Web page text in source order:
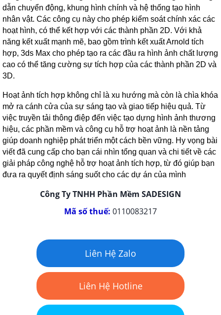
dẫn chuyển động, khung hình chính và hệ thống tạo hình
nhân vật. Các công cụ này cho phép kiểm soát chính xác các
hoạt hình, có thể kết hợp với các thành phần 2D. Với khả
năng kết xuất mạnh mẽ, bao gồm trình kết xuất Arnold tích
hợp, 3ds Max cho phép tạo ra các đầu ra hình ảnh chất lượng
cao có thể tăng cường sự tích hợp của các thành phần 2D và
3D.
Hoạt ảnh tích hợp không chỉ là xu hướng mà còn là chìa khóa
mở ra cánh cửa của sự sáng tạo và giao tiếp hiệu quả. Từ
việc truyền tải thông điệp đến việc tạo dựng hình ảnh thương
hiệu, các phần mềm và công cụ hỗ trợ hoạt ảnh là nền tảng
giúp doanh nghiệp phát triển một cách bền vững. Hy vọng bài
viết đã cung cấp cho bạn cái nhìn tổng quan và chi tiết về các
giải pháp công nghệ hỗ trợ hoạt ảnh tích hợp, từ đó giúp bạn
đưa ra quyết định sáng suốt cho các dự án của mình
Công Ty TNHH Phần Mềm SADESIGN
Mã số thuế: 0110083217
Liên Hệ Zalo
Liên Hệ Hotline